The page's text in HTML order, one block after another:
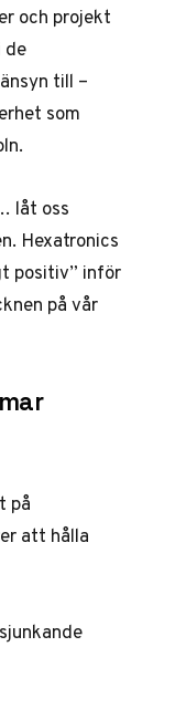
och projekt
de
till –
som
låt oss
Hexatronics
positiv” inför
på vår
på
att hålla